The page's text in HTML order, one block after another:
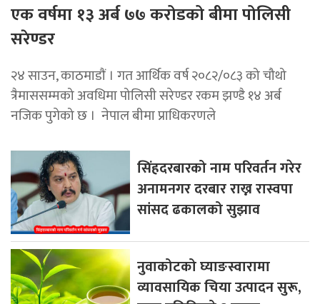
एक वर्षमा १३ अर्ब ७७ करोडको बीमा पोलिसी
सरेण्डर
२४ साउन, काठमाडाैं । गत आर्थिक वर्ष २०८२/०८३ को चौथो
त्रैमाससम्मको अवधिमा पोलिसी सरेण्डर रकम झण्डै १४ अर्ब
नजिक पुगेको छ । नेपाल बीमा प्राधिकरणले
सिंहदरबारको नाम परिवर्तन गरेर
अनामनगर दरबार राख्न रास्वपा
सांसद ढकालको सुझाव
नुवाकोटको घ्याङस्वारामा
व्यावसायिक चिया उत्पादन सुरू,